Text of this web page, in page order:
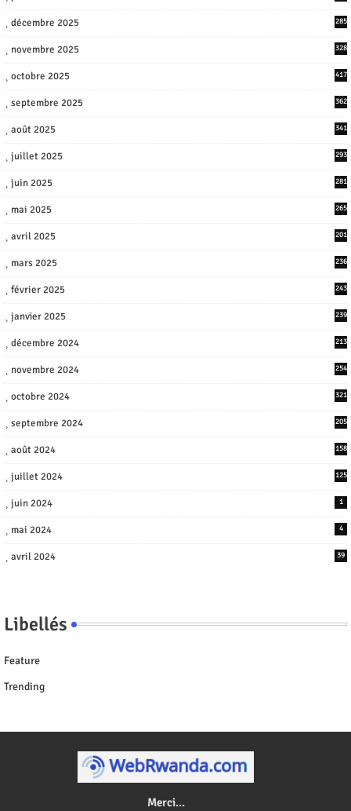
décembre 2025 285
novembre 2025 328
octobre 2025 417
septembre 2025 362
août 2025 341
juillet 2025 293
juin 2025 281
mai 2025 265
avril 2025 201
mars 2025 236
février 2025 243
janvier 2025 239
décembre 2024 213
novembre 2024 254
octobre 2024 321
septembre 2024 205
août 2024 158
juillet 2024 125
juin 2024 1
mai 2024 4
avril 2024 39
Libellés
Feature
Trending
Merci...